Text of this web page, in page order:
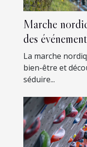
Marche
des
expérimentés
La marche
bien-être et
séduire...